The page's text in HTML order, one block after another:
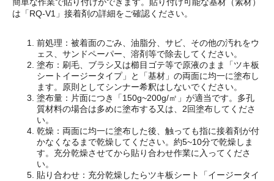
は「RQ-V1」接着剤の詳細をご確認ください。
前処理：被着面のごみ、油脂分、サビ、その他の汚れをウ
ェス、サンドペーパー、溶剤等で除去してください。
塗布：刷毛、ブラシ又は櫛目ゴテ等で原液のまま「ツキ板
シートイージータイプ」と「基材」の両面に均一に塗布し
ます。原則としてシンナー希釈はしないでください。
塗布量：片面につき「150g~200g/㎡」が適当です。多孔
質材料の場合は多めに塗布する又は、2回塗布してくださ
い。
乾燥：両面に均一に塗布した後、触っても指に接着剤が付
かなくなるまで乾燥してください。約5~10分で乾燥しま
す。充分乾燥させてから貼り合わせ作業に入ってくださ
い。
貼り合わせ：充分乾燥したらツキ板シート「イージータイ